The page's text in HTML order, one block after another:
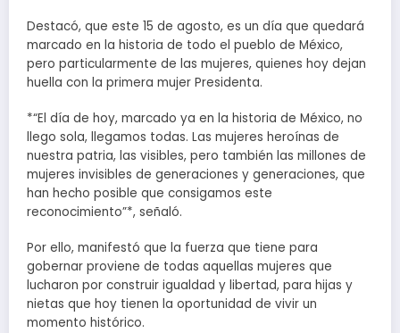
Destacó, que este 15 de agosto, es un día que quedará
marcado en la historia de todo el pueblo de México,
pero particularmente de las mujeres, quienes hoy dejan
huella con la primera mujer Presidenta.
*“El día de hoy, marcado ya en la historia de México, no
llego sola, llegamos todas. Las mujeres heroínas de
nuestra patria, las visibles, pero también las millones de
mujeres invisibles de generaciones y generaciones, que
han hecho posible que consigamos este
reconocimiento”*, señaló.
Por ello, manifestó que la fuerza que tiene para
gobernar proviene de todas aquellas mujeres que
lucharon por construir igualdad y libertad, para hijas y
nietas que hoy tienen la oportunidad de vivir un
momento histórico.